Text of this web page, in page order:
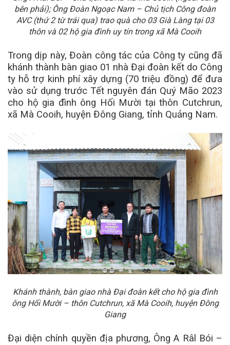
bên phải); Ông Đoàn Ngoạc Nam – Chủ tịch Công đoàn
AVC (thứ 2 từ trái qua) trao quà cho 03 Già Làng tại 03
thôn và 02 hộ gia đình uy tín trong xã Mà Cooih
Trong dịp này, Đoàn công tác của Công ty cũng đã
khánh thành bàn giao 01 nhà Đại đoàn kết do Công
ty hỗ trợ kinh phí xây dựng (70 triệu đồng) để đưa
vào sử dụng trước Tết nguyên đán Quý Mão 2023
cho hộ gia đình ông Hối Mười tại thôn Cutchrun,
xã Mà Cooih, huyện Đông Giang, tỉnh Quảng Nam.
Khánh thành, bàn giao nhà Đại đoàn kết cho hộ gia đình
ông Hối Mười – thôn Cutchrun, xã Mà Cooih, huyện Đông
Giang
Đại diện chính quyền địa phương, Ông A Râl Bói –